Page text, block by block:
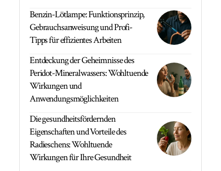
Benzin-Lötlampe: Funktionsprinzip,
Gebrauchsanweisung und Profi-
Tipps für effizientes Arbeiten
Entdeckung der Geheimnisse des
Peridot-Mineralwassers: Wohltuende
Wirkungen und
Anwendungsmöglichkeiten
Die gesundheitsfördernden
Eigenschaften und Vorteile des
Radieschens: Wohltuende
Wirkungen für Ihre Gesundheit